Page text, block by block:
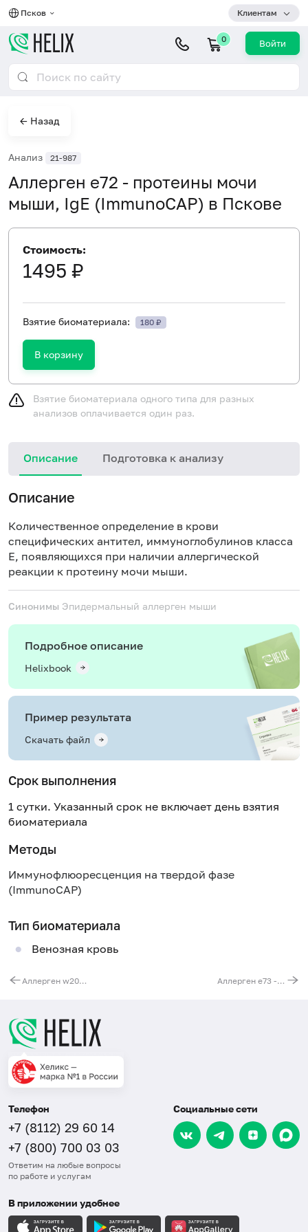
Псков Клиентам
0 Войти
← Назад
Анализ 21-987
Аллерген e72 - протеины мочи
мыши, IgE (ImmunoCAP) в Пскове
Стоимость:
1495 ₽
Взятие биоматериала: 180 ₽
В корзину
Взятие биоматериала одного типа для разных
анализов оплачивается один раз.
Описание Подготовка к анализу
Описание
Количественное определение в крови
специфических антител, иммуноглобулинов класса
E, появляющихся при наличии аллергической
реакции к протеину мочи мыши.
Синонимы Эпидермальный аллерген мыши
Подробное описание
Helixbook
Пример результата
Скачать файл
Срок выполнения
1 сутки. Указанный срок не включает день взятия
биоматериала
Методы
Иммунофлюоресценция на твердой фазе
(ImmunoCAP)
Тип биоматериала
Венозная кровь
Аллерген w203 - рапс капуста (пыльца), IgE (ImmunoCAP) Аллерген e73 - эпителий крысы, IgE (ImmunoCAP)
Телефон
+7 (8112) 29 60 14
+7 (800) 700 03 03
Ответим на любые вопросы
по работе и услугам
Социальные сети
В приложении удобнее